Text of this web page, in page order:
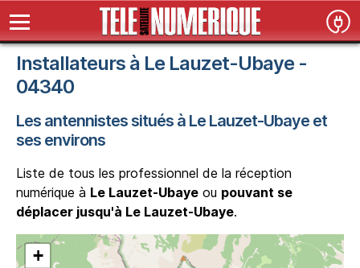
Installateurs à Le Lauzet-Ubaye -
04340
Les antennistes situés à Le Lauzet-Ubaye et
ses environs
Liste de tous les professionnel de la réception
numérique à Le Lauzet-Ubaye ou pouvant se
déplacer jusqu'à Le Lauzet-Ubaye.
+